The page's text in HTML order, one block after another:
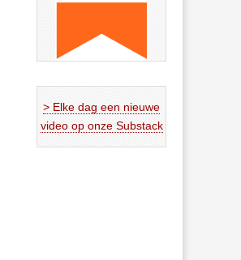
> Elke dag een nieuwe
video op onze Substack